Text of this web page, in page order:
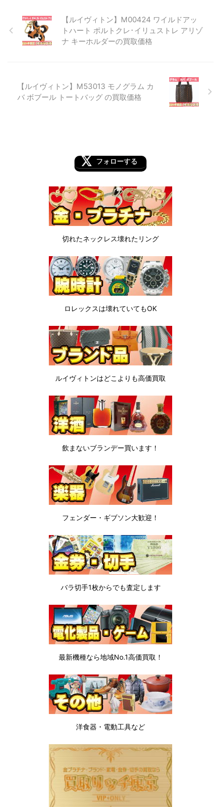
【ルイヴィトン】M00424 ワイルドアッ
トハート ポルトクレ･イリュストレ アリゾ
ナ キーホルダーの買取価格
【ルイヴィトン】M53013 モノグラム カ
バ ボブール トートバッグ の買取価格
フォローする
切れたネックレス壊れたリング
ロレックスは壊れていてもOK
ルイヴィトンはどこよりも高価買取
飲まないブランデー買います！
フェンダー・ギブソン大歓迎！
バラ切手1枚からでも査定します
最新機種なら地域No.1高価買取！
洋食器・電動工具など